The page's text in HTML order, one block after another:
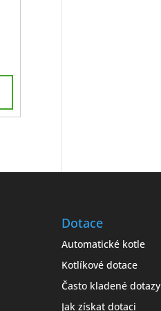
Dotace
Automatické kotle
Kotlíkové dotace
Často kladené dotazy
Jak získat dotaci